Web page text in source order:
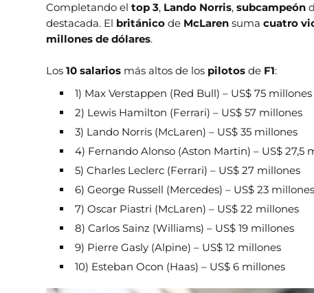
Completando eltop 3, Lando Norris,subcampeón
destacada. El británicode McLarensumacuatro
millones de dólares.
Los10 salarios más altos de los pilotosde F1:
1) Max Verstappen (Red Bull) – US$ 75 millones
2) Lewis Hamilton (Ferrari) – US$ 57 millones
3) Lando Norris (McLaren) – US$ 35 millones
4) Fernando Alonso (Aston Martin) – US$ 27,5
5) Charles Leclerc (Ferrari) – US$ 27 millones
6) George Russell (Mercedes) – US$ 23 millones
7) Oscar Piastri (McLaren) – US$ 22 millones
8) Carlos Sainz (Williams) – US$ 19 millones
9) Pierre Gasly (Alpine) – US$ 12 millones
10) Esteban Ocon (Haas) – US$ 6 millones